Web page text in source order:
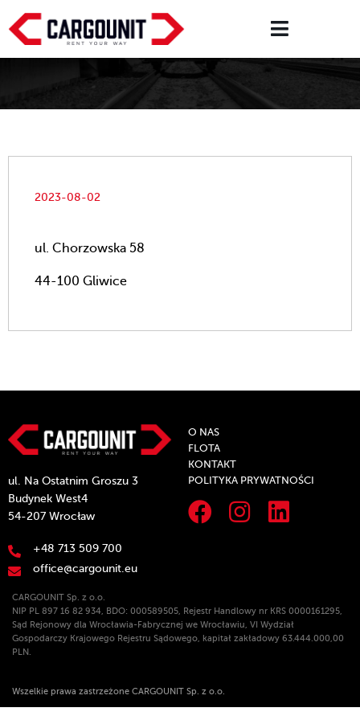
2023-08-02
ul. Chorzowska 58
44-100 Gliwice
ul. Na Ostatnim Groszu 3
Budynek West4
54-207 Wrocław
+48 713 509 700
office@cargounit.eu
O NAS
FLOTA
KONTAKT
POLITYKA PRYWATNOŚCI
CARGOUNIT Sp. z o.o.
NIP PL 897 16 82 934, BDO: 000589505, Rejestr Handlowy nr KRS 0000161295,
Sąd Rejonowy dla Wrocławia-Fabrycznej we Wrocławiu, VI Wydział
Gospodarczy Krajowego Rejestru Sądowego, kapitał zakładowy 63.444.000,00
PLN.
Wszelkie prawa zastrzeżone CARGOUNIT Sp. z o.o.